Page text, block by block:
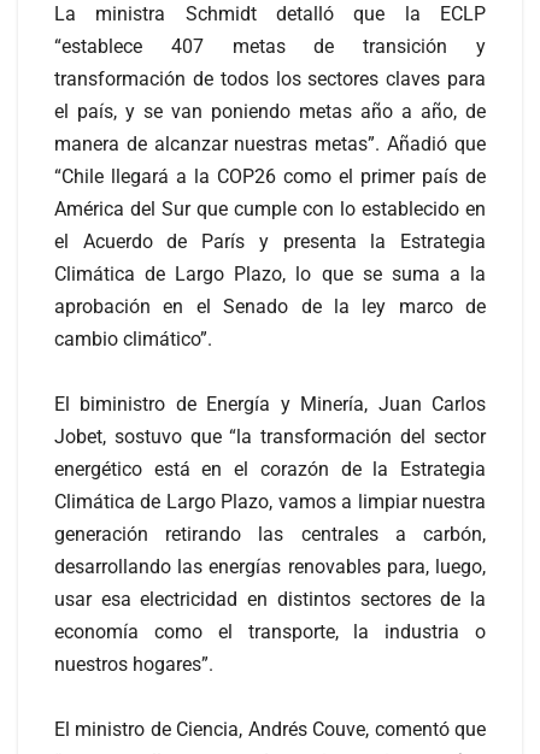
La ministra Schmidt detalló que la ECLP
“establece 407 metas de transición y
transformación de todos los sectores claves para
el país, y se van poniendo metas año a año, de
manera de alcanzar nuestras metas”. Añadió que
“Chile llegará a la COP26 como el primer país de
América del Sur que cumple con lo establecido en
el Acuerdo de París y presenta la Estrategia
Climática de Largo Plazo, lo que se suma a la
aprobación en el Senado de la ley marco de
cambio climático”.
El biministro de Energía y Minería, Juan Carlos
Jobet, sostuvo que “la transformación del sector
energético está en el corazón de la Estrategia
Climática de Largo Plazo, vamos a limpiar nuestra
generación retirando las centrales a carbón,
desarrollando las energías renovables para, luego,
usar esa electricidad en distintos sectores de la
economía como el transporte, la industria o
nuestros hogares”.
El ministro de Ciencia, Andrés Couve, comentó que